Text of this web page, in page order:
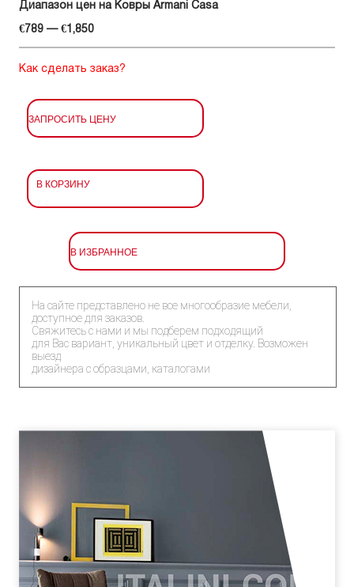
Диапазон цен на Ковры Armani Casa
€789 — €1,850
Как сделать заказ?
ЗАПРОСИТЬ ЦЕНУ
В КОРЗИНУ
В ИЗБРАННОЕ
На сайте представлено не все многообразие мебели,
доступное для заказов.
Свяжитесь с нами и мы подберем подходящий
для Вас вариант, уникальный цвет и отделку. Возможен
выезд
дизайнера с образцами, каталогами